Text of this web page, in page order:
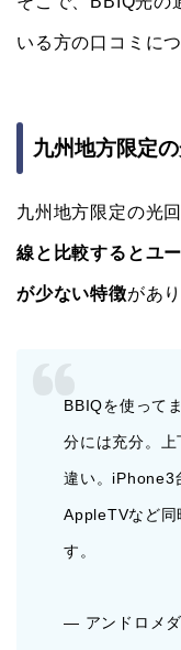
いる方の口コミに
九州地方限定
九州地方限定の光回
線と比較するとユ
が少ない特徴があ
BBIQを使って
分には充分。上
違い。iPhone3
AppleTVなど同
す。
— アンドロメ